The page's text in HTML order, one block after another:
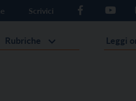
Scrivici
Rubriche Leggi